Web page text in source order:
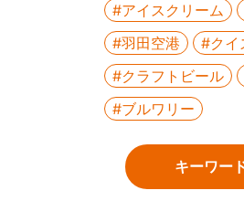
#アイスクリーム
#羽田空港
#クイ
#クラフトビール
#ブルワリー
キーワー